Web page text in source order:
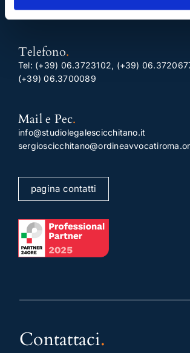
00195-Roma
Telefono.
Tel: (+39) 06.3723102, (+39)
(+39) 06.3700089
Mail e Pec.
info@studiolegalescicchitano.it
pagina contatti
Contattaci.